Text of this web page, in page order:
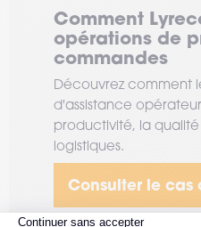
Comment
opérations de
commandes
Découvrez comment
d'assistance
productivité, la
logistiques.
Consulter le cas